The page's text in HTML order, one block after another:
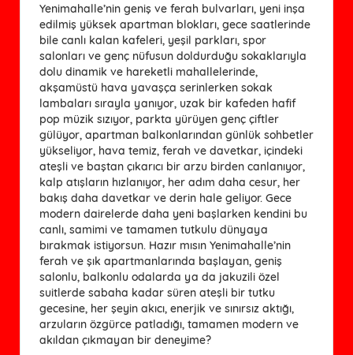
Yenimahalle’nin geniş ve ferah bulvarları, yeni inşa
edilmiş yüksek apartman blokları, gece saatlerinde
bile canlı kalan kafeleri, yeşil parkları, spor
salonları ve genç nüfusun doldurduğu sokaklarıyla
dolu dinamik ve hareketli mahallelerinde,
akşamüstü hava yavaşça serinlerken sokak
lambaları sırayla yanıyor, uzak bir kafeden hafif
pop müzik sızıyor, parkta yürüyen genç çiftler
gülüyor, apartman balkonlarından günlük sohbetler
yükseliyor, hava temiz, ferah ve davetkar, içindeki
ateşli ve baştan çıkarıcı bir arzu birden canlanıyor,
kalp atışların hızlanıyor, her adım daha cesur, her
bakış daha davetkar ve derin hale geliyor. Gece
modern dairelerde daha yeni başlarken kendini bu
canlı, samimi ve tamamen tutkulu dünyaya
bırakmak istiyorsun. Hazır mısın Yenimahalle’nin
ferah ve şık apartmanlarında başlayan, geniş
salonlu, balkonlu odalarda ya da jakuzili özel
suitlerde sabaha kadar süren ateşli bir tutku
gecesine, her şeyin akıcı, enerjik ve sınırsız aktığı,
arzuların özgürce patladığı, tamamen modern ve
akıldan çıkmayan bir deneyime?